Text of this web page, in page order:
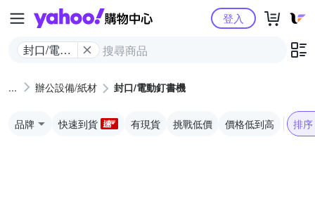
Yahoo購物中心
封口/電動
登入
辦公設備/紙材 封口/電動釘書機
品牌 快速到貨 有現貨 挑戰低價 價格低到高 排序